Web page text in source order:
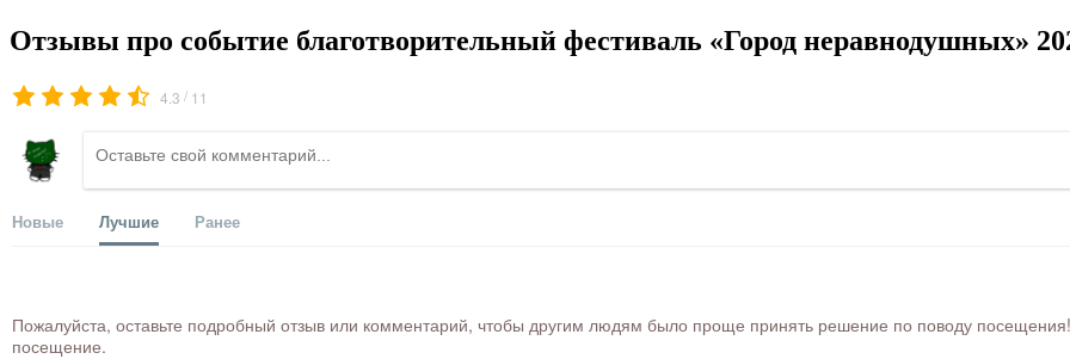
Отзывы про событие благотворительный фестиваль «Город неравнодушных»
4.3 / 11
Новые Лучшие Ранее
Пожалуйста, оставьте подробный отзыв или комментарий, чтобы другим людям было проще принять решение по поводу посещения!
посещение.